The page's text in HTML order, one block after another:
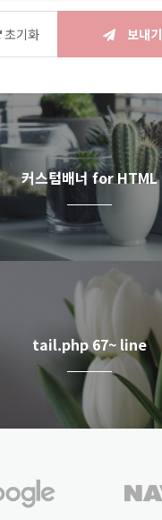
초기화 보내기
커스텀배너 for HTML
tail.php 67~ line